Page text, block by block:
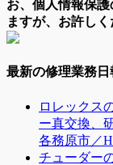
お、個人情報保
ますが、お許しく
最新の修理業務日
ロレックス
ー真交換、
各務原市／H
チューダー